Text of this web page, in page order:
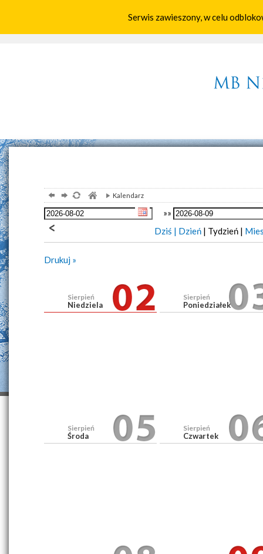
Aktualności
Kalendarz
»»
Dziś | Dzień| Tydzień |
Drukuj »
Sierpień
Niedziela
Sierpień
Poniedziałek
Sierpień
Środa
Sierpień
Czwartek
Serwis zawieszony, w celu